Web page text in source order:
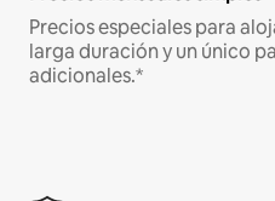
Precios especiales para
larga duración y un único
adicionales.*